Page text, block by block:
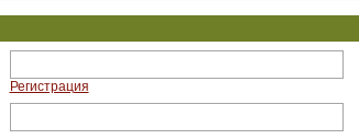
Регистрация